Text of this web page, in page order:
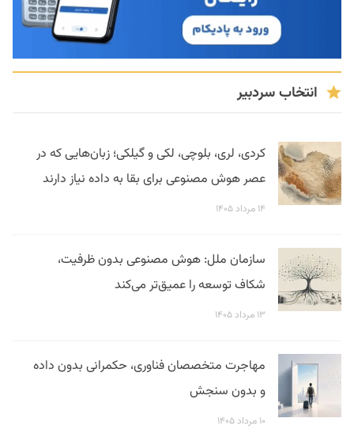
انتخاب سردبیر
کردی، لری، بلوچی، لکی و گیلکی؛ زبان‌هایی که در
عصر هوش مصنوعی برای بقا به داده نیاز دارند
۱۴ مرداد ۱۴۰۵
سازمان ملل: هوش مصنوعی بدون ظرفیت،
شکاف توسعه را عمیق‌تر می‌کند
۱۳ مرداد ۱۴۰۵
مهاجرت متخصصان فناوری، حکمرانی بدون داده
و بدون سنجش
۱۰ مرداد ۱۴۰۵